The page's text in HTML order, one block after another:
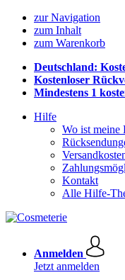
zur Navigation
zum Inhalt
zum Warenkorb
Deutschland:
Kostenloser
Mindestens 1
Hilfe
Wo ist meine
Kontakt
Alle Hilfe-
Anmelden
Jetzt anmelden